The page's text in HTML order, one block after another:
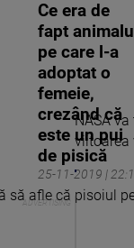
25-11-2019 |
Ce era de
fapt
pe care l-a
adoptat o
femeie,
crezând că
este un pui
de pisică
să afle că pisoiul
NASA
viitoarea